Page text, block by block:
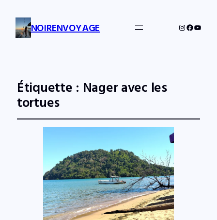
NOIRENVOYAGE Instagram
Étiquette : Nager avec les
tortues